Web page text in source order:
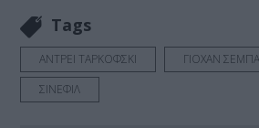
Tags
ΑΝΤΡΕΙ ΤΑΡΚΟΦΣΚΙ ΓΙΟΧΑΝ
ΣΙΝΕΦΙΛ